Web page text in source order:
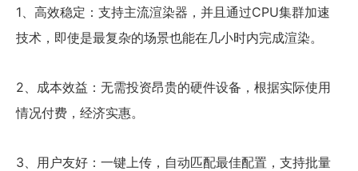
1、高效稳定：支持主流渲染器，并且通过CPU集群加速
技术，即使是最复杂的场景也能在几小时内完成渲染。
2、成本效益：无需投资昂贵的硬件设备，根据实际使用
情况付费，经济实惠。
3、用户友好：一键上传，自动匹配最佳配置，支持批量